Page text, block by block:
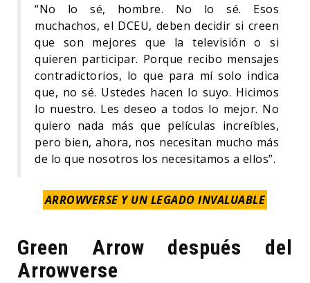
“No lo sé, hombre. No lo sé. Esos
muchachos, el DCEU, deben decidir si creen
que son mejores que la televisión o si
quieren participar. Porque recibo mensajes
contradictorios, lo que para mí solo indica
que, no sé. Ustedes hacen lo suyo. Hicimos
lo nuestro. Les deseo a todos lo mejor. No
quiero nada más que películas increíbles,
pero bien, ahora, nos necesitan mucho más
de lo que nosotros los necesitamos a ellos”.
ARROWVERSE Y UN LEGADO INVALUABLE
Green Arrow después del
Arrowverse